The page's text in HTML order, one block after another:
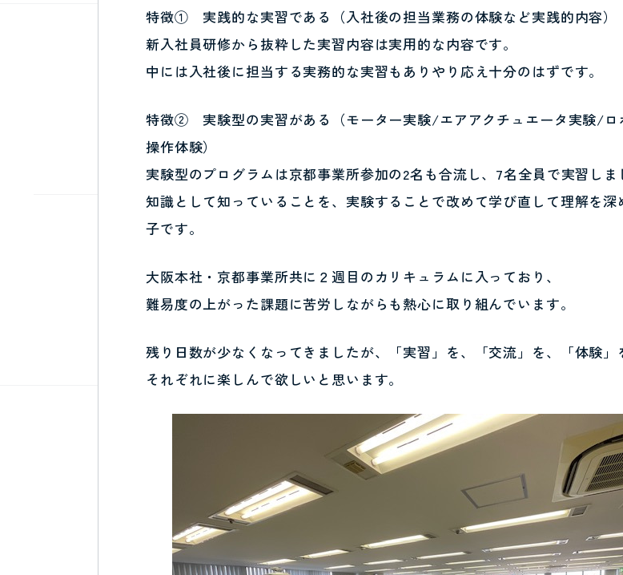
特徴① 実践的な実習である（入社後の担当業務の体験など実践的内容）
新入社員研修から抜粋した実習内容は実用的な内容です。
中には入社後に担当する実務的な実習もありやり応え十分のはずです。
特徴② 実験型の実習がある（モーター実験/エアアクチュエータ実験/ロ
操作体験）
実験型のプログラムは京都事業所参加の2名も合流し、7名全員で実習しま
知識として知っていることを、実験することで改めて学び直して理解を深
子です。
大阪本社・京都事業所共に２週目のカリキュラムに入っており、
難易度の上がった課題に苦労しながらも熱心に取り組んでいます。
残り日数が少なくなってきましたが、「実習」を、「交流」を、「体験」
それぞれに楽しんで欲しいと思います。